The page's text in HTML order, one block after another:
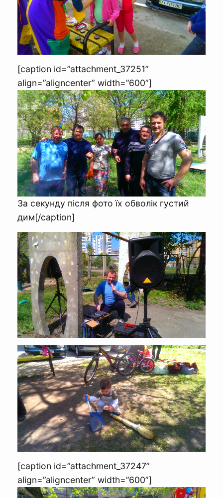
[caption id=”attachment_37251”
align=”aligncenter” width=”600”]
За секунду після фото їх обволік густий
дим[/caption]
[caption id=”attachment_37247”
align=”aligncenter” width=”600”]